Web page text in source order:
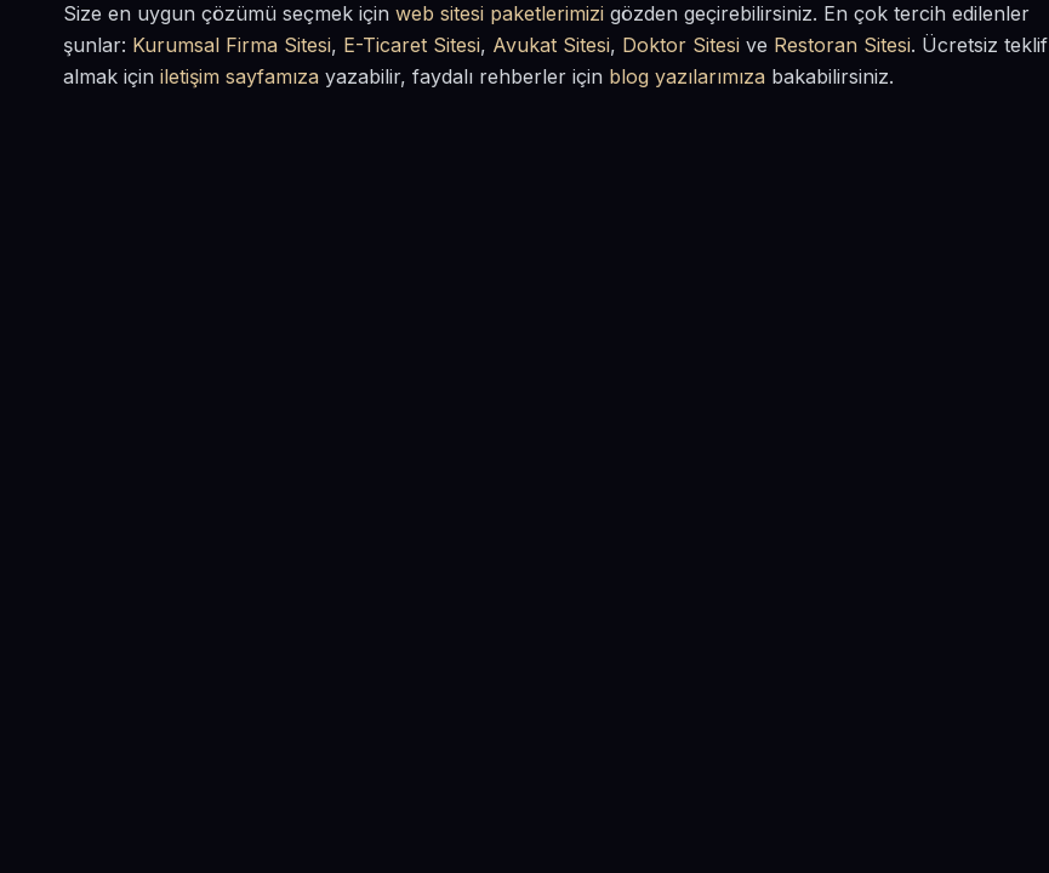
Size en uygun çözümü seçmek için web sitesi paketlerimizi gözden geçirebilirsiniz. En çok tercih edilenler
şunlar: Kurumsal Firma Sitesi, E-Ticaret Sitesi, Avukat Sitesi, Doktor Sitesi ve Restoran Sitesi. Ücretsiz teklif
almak için iletişim sayfamıza yazabilir, faydalı rehberler için blog yazılarımıza bakabilirsiniz.